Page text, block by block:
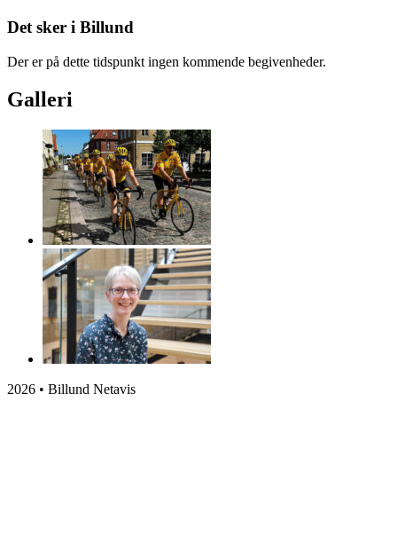
Det sker i Billund
Der er på dette tidspunkt ingen kommende begivenheder.
Galleri
2026 • Billund Netavis